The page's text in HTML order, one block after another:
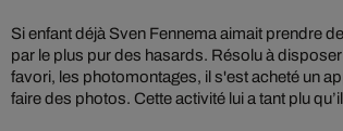
Si enfant déjà Sven Fennema aimait prendre
par le plus pur des hasards. Résolu à
favori, les photomontages, il s'est acheté un
faire des photos. Cette activité lui a tant plu